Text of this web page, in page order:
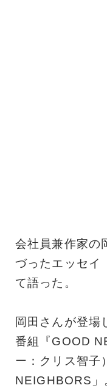
会社員兼作家の
づったエッセイ
て語った。
岡田さんが登場
番組『GOOD
ー：クリス智子
NEIGHBORS